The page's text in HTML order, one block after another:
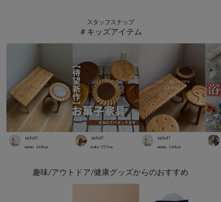
スタッフスナップ
＃キッズアイテム
salut!
momo. 164cm
salut!
mako 157cm
salut!
momo. 164cm
趣味/アウトドア/健康グッズからのおすすめ